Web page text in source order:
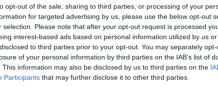
opt-out of the sale, sharing to third parties, or processing of your
for targeted advertising by us, please use the below opt-out
selection. Please note that after your opt-out request is processed
interest-based ads based on personal information utilized by us
to third parties prior to your opt-out. You may separately
of your personal information by third parties on the IAB’s list of
This information may also be disclosed by us to third parties on the
Participants that may further disclose it to other third parties.
due motivi: la possibilità di lavorare con mister Ignazio
fare per diverso tempo nelle giovanili del Milan, e quella di
fiducia ai giovani. Le premesse erano delle migliori. E
di poter stare perfettamente in un gruppo come quello
nei momenti decisivi.
per il passaggio in semifinale dei suoi, è solo l'ultima tappa
nell'ultimo anno. Adesso la testa è totalmente sul sogno